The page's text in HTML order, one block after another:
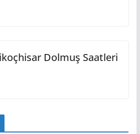
Dolmuş Saatleri